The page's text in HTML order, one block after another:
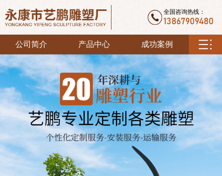
全国咨询热线：
13867909480
公司简介 产品中心 成功案例